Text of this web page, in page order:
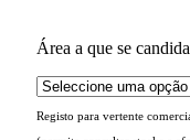
Área a que se
Registo para vertente